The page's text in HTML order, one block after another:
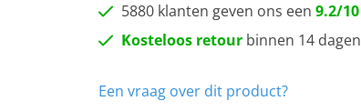
5880 klanten geven ons een 9.2/10
Kosteloos retourbinnen 14 dagen
Een vraag over dit product?